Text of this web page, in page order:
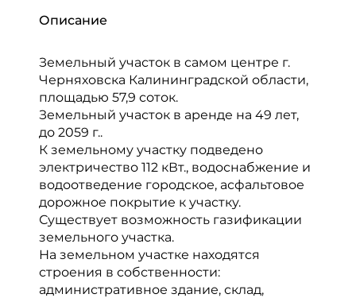
Описание
Земельный участок в самом центре г.
Черняховска Калининградской области,
площадью 57,9 соток.
Земельный участок в аренде на 49 лет,
до 2059 г..
К земельному участку подведено
электричество 112 кВт., водоснабжение и
водоотведение городское, асфальтовое
дорожное покрытие к участку.
Существует возможность газификации
земельного участка.
На земельном участке находятся
строения в собственности:
административное здание, склад,